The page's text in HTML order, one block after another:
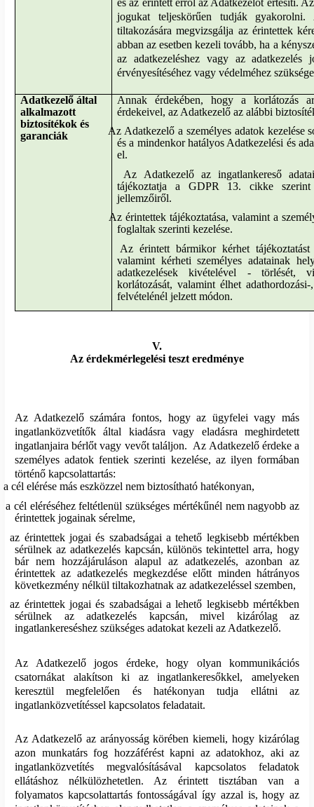
jogukat teljeskörűen tudják
tiltakozására megvizsgálja az érintettek
abban az esetben kezeli tovább, ha a
az adatkezeléshez vagy az adatkezelés
érvényesítéséhez vagy védelméhez
Adatkezelő által
alkalmazott
biztosítékok és
garanciák
Annak érdekében, hogy a korlátozás
érdekeivel, az Adatkezelő az alábbi
Az Adatkezelő a személyes adatok kezelése
és a mindenkor hatályos Adatkezelési és
el.
Az Adatkezelő az ingatlankereső
tájékoztatja a GDPR 13. cikke szerint
jellemzőiről.
Az érintettek tájékoztatása, valamint a
foglaltak szerinti kezelése.
Az érintett bármikor kérhet tájékoztatást
valamint kérheti személyes adatainak
adatkezelések kivételével - törlését,
korlátozását, valamint élhet
felvételénél jelzett módon.
V.
Az érdekmérlegelési teszt eredménye
Az Adatkezelő számára fontos, hogy az ügyfelei vagy más
ingatlanközvetítők által kiadásra vagy eladásra meghirdetett
ingatlanjaira bérlőt vagy vevőt találjon. Az Adatkezelő érdeke a
személyes adatok fentiek szerinti kezelése, az ilyen formában
történő kapcsolattartás:
a cél elérése más eszközzel nem biztosítható hatékonyan,
a cél eléréséhez feltétlenül szükséges mértékűnél nem nagyobb az
érintettek jogainak sérelme,
az érintettek jogai és szabadságai a tehető legkisebb mértékben
sérülnek az adatkezelés kapcsán, különös tekintettel arra, hogy
bár nem hozzájáruláson alapul az adatkezelés, azonban az
érintettek az adatkezelés megkezdése előtt minden hátrányos
következmény nélkül tiltakozhatnak az adatkezeléssel szemben,
az érintettek jogai és szabadságai a lehető legkisebb mértékben
sérülnek az adatkezelés kapcsán, mivel kizárólag az
ingatlankereséshez szükséges adatokat kezeli az Adatkezelő.
Az Adatkezelő jogos érdeke, hogy olyan kommunikációs
csatornákat alakítson ki az ingatlankeresőkkel, amelyeken
keresztül megfelelően és hatékonyan tudja ellátni az
ingatlanközvetítéssel kapcsolatos feladatait.
Az Adatkezelő az arányosság körében kiemeli, hogy kizárólag
azon munkatárs fog hozzáférést kapni az adatokhoz, aki az
ingatlanközvetítés megvalósításával kapcsolatos feladatok
ellátáshoz nélkülözhetetlen. Az érintett tisztában van a
folyamatos kapcsolattartás fontosságával így azzal is, hogy az